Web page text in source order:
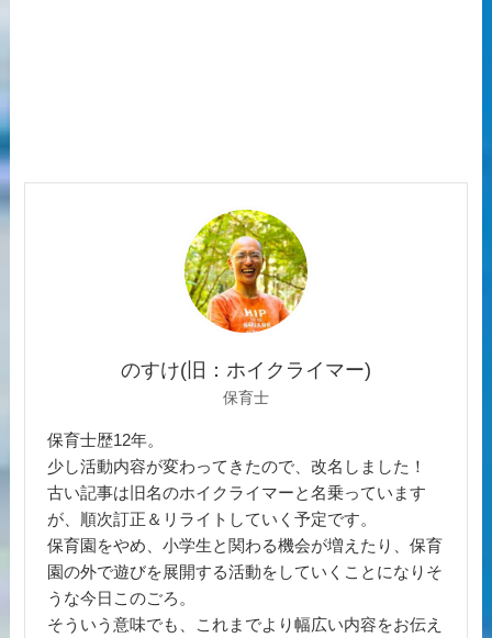
のすけ(旧：ホイクライマー)
保育士
保育士歴12年。
少し活動内容が変わってきたので、改名しました！
古い記事は旧名のホイクライマーと名乗っています
が、順次訂正＆リライトしていく予定です。
保育園をやめ、小学生と関わる機会が増えたり、保育
園の外で遊びを展開する活動をしていくことになりそ
うな今日このごろ。
そういう意味でも、これまでより幅広い内容をお伝え